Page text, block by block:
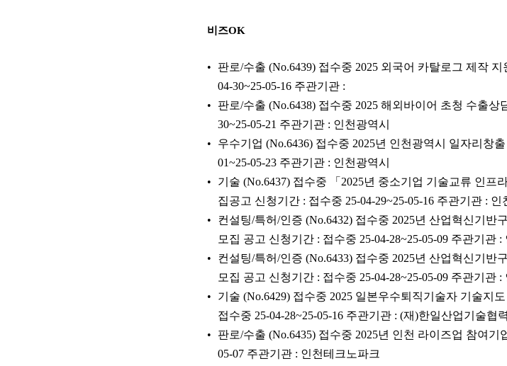
비즈OK
판로/수출 (No.6439) 접수중 2025 외국어 카탈로그 제작
04-30~25-05-16 주관기관 :
판로/수출 (No.6438) 접수중 2025 해외바이어 초청 수출
30~25-05-21 주관기관 : 인천광역시
우수기업 (No.6436) 접수중 2025년 인천광역시 일자리창
01~25-05-23 주관기관 : 인천광역시
기술 (No.6437) 접수중 「2025년 중소기업 기술교류 인
집공고 신청기간 : 접수중 25-04-29~25-05-16 주관기관 :
컨설팅/특허/인증 (No.6432) 접수중 2025년 산업혁신기
모집 공고 신청기간 : 접수중 25-04-28~25-05-09 주관기관
컨설팅/특허/인증 (No.6433) 접수중 2025년 산업혁신기
모집 공고 신청기간 : 접수중 25-04-28~25-05-09 주관기관
기술 (No.6429) 접수중 2025 일본우수퇴직기술자 기술지
접수중 25-04-28~25-05-16 주관기관 : (재)한일산업기술협
판로/수출 (No.6435) 접수중 2025년 인천 라이즈업 참여
05-07 주관기관 : 인천테크노파크